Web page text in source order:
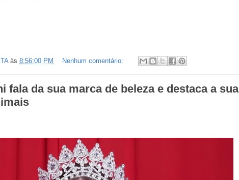
às 8:56:00 PM Nenhum comentário:
fala da sua marca de beleza e destaca a sua